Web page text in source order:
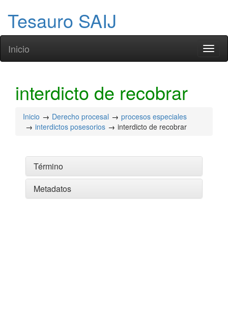
Tesauro SAIJ
Inicio
interdicto de recobrar
Inicio Derecho procesal
procesos especiales
interdictos posesorios
interdicto de recobrar
Término
Metadatos